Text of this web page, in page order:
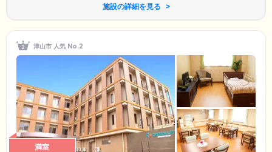
施設の詳細を見る
津山市 人気 No.2
満室